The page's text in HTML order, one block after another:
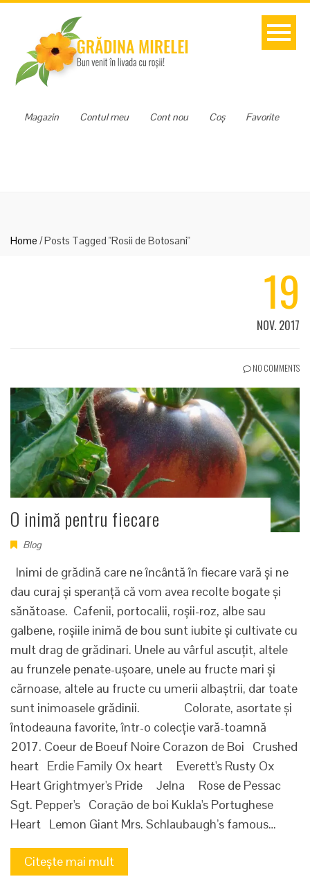
Favorite
Coș
Cont nou
Contul meu
Magazin
Home /Posts Tagged "Rosii de Botosani"
19
NOV. 2017
NO COMMENTS
O inimă pentru fiecare
Blog
Inimi de grădină care ne încântă în fiecare vară și ne
dau curaj și speranță că vom avea recolte bogate și
sănătoase. Cafenii, portocalii, roșii-roz, albe sau
galbene, roșiile inimă de bou sunt iubite și cultivate cu
mult drag de grădinari. Unele au vârful ascuțit, altele
au frunzele penate-ușoare, unele au fructe mari și
cărnoase, altele au fructe cu umerii albaștrii, dar toate
sunt inimoasele grădinii. Colorate, asortate și
întodeauna favorite, într-o colecție vară-toamnă
2017. Coeur de Boeuf Noire Corazon de Boi Crushed
heart Erdie Family Ox heart Everett's Rusty Ox
Heart Grightmyer's Pride Jelna Rose de Pessac
Sgt. Pepper's Coração de boi Kukla's Portughese
Heart Lemon Giant Mrs. Schlaubaugh’s famous…
Citește mai mult